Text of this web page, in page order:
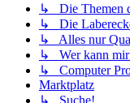
↳ Die Themen
↳ Die
↳ Alles nur
↳ Wer kann mir
↳ Computer
Marktplatz